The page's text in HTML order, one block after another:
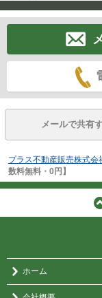
メールで共有
プラス不動産販売株式会
数料無料・0円】
ホーム